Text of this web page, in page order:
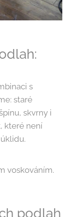
s
staré
skvrny i
které není
voskováním.
podlah